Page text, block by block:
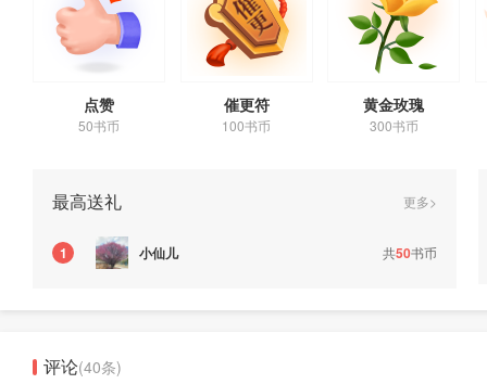
点赞
50书币
催更符
100书币
黄金玫瑰
300书币
最高送礼 更多>
1 小仙儿 共50书币
评论(40条)